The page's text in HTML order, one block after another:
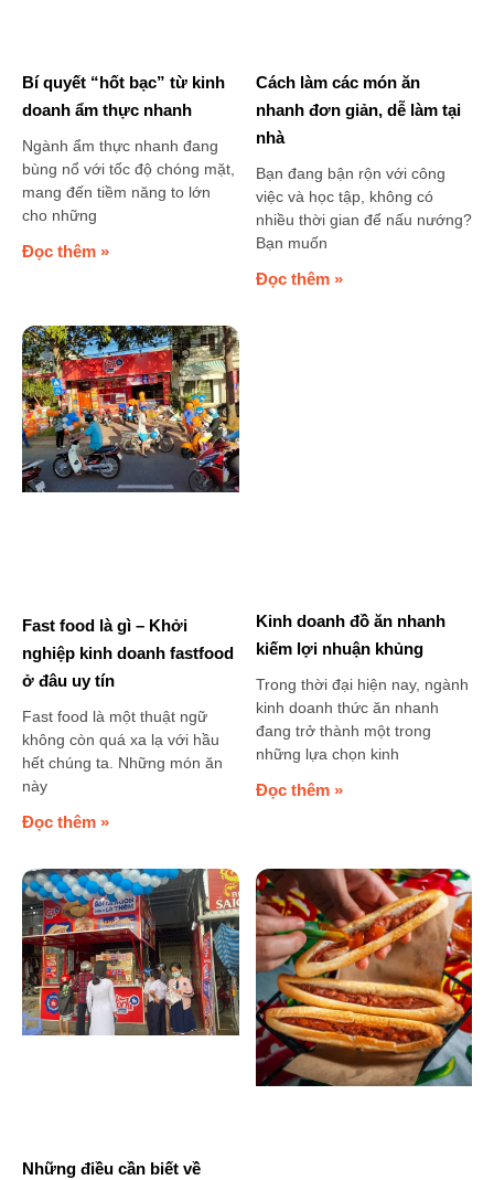
Bí quyết “hốt bạc” từ kinh
doanh ẩm thực nhanh
Ngành ẩm thực nhanh đang
bùng nổ với tốc độ chóng mặt,
mang đến tiềm năng to lớn
cho những
Đọc thêm »
Cách làm các món ăn
nhanh đơn giản, dễ làm tại
nhà
Bạn đang bận rộn với công
việc và học tập, không có
nhiều thời gian để nấu nướng?
Bạn muốn
Đọc thêm »
Fast food là gì – Khởi
nghiệp kinh doanh fastfood
ở đâu uy tín
Fast food là một thuật ngữ
không còn quá xa lạ với hầu
hết chúng ta. Những món ăn
này
Đọc thêm »
Kinh doanh đồ ăn nhanh
kiếm lợi nhuận khủng
Trong thời đại hiện nay, ngành
kinh doanh thức ăn nhanh
đang trở thành một trong
những lựa chọn kinh
Đọc thêm »
Những điều cần biết về